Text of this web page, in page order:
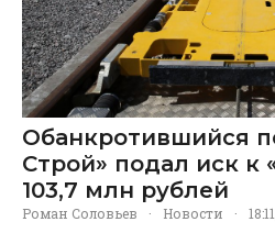
Обанкротившийся
Строй» подал иск к
103,7 млн рублей
Роман Соловьев · Новости ·